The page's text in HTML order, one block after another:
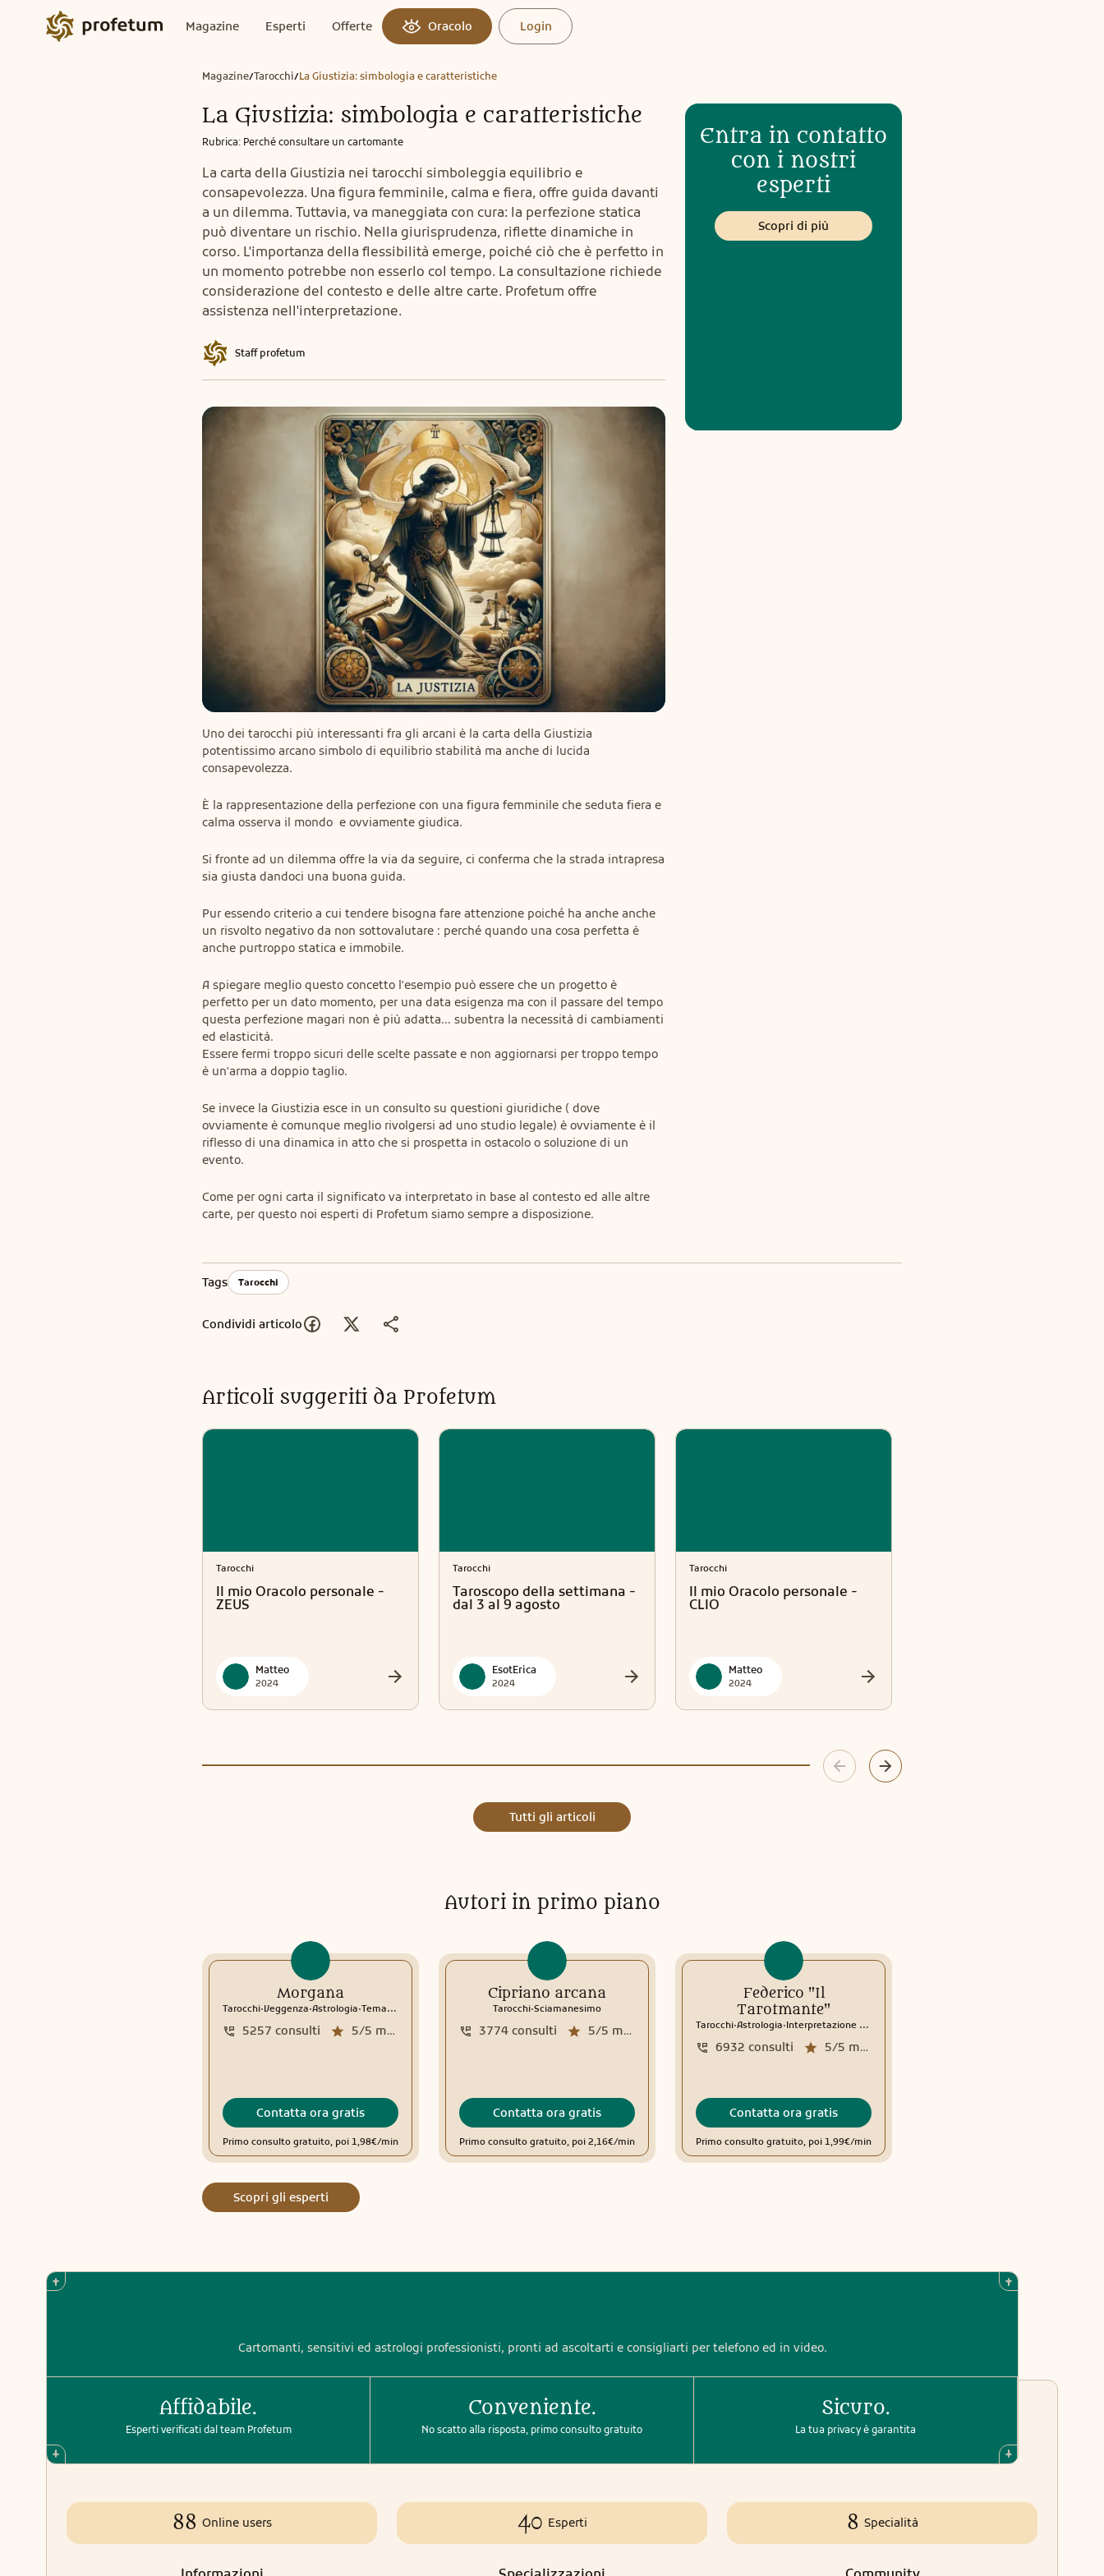
Magazine Esperti Offerte Oracolo Login
Magazine/Tarocchi/La Giustizia: simbologia e caratteristiche
La Giustizia: simbologia e caratteristiche
Rubrica: Perché consultare un cartomante
La carta della Giustizia nei tarocchi simboleggia equilibrio e
consapevolezza. Una figura femminile, calma e fiera, offre guida davanti
a un dilemma. Tuttavia, va maneggiata con cura: la perfezione statica
può diventare un rischio. Nella giurisprudenza, riflette dinamiche in
corso. L'importanza della flessibilità emerge, poiché ciò che è perfetto in
un momento potrebbe non esserlo col tempo. La consultazione richiede
considerazione del contesto e delle altre carte. Profetum offre
assistenza nell'interpretazione.
Staff profetum
Uno dei tarocchi più interessanti fra gli arcani è la carta della Giustizia
potentissimo arcano simbolo di equilibrio stabilità ma anche di lucida
consapevolezza.
È la rappresentazione della perfezione con una figura femminile che seduta fiera e
calma osserva il mondo  e ovviamente giudica.
Si fronte ad un dilemma offre la via da seguire, ci conferma che la strada intrapresa
sia giusta dandoci una buona guida.
Pur essendo criterio a cui tendere bisogna fare attenzione poiché ha anche anche
un risvolto negativo da non sottovalutare : perché quando una cosa perfetta è
anche purtroppo statica e immobile.
A spiegare meglio questo concetto l'esempio può essere che un progetto è
perfetto per un dato momento, per una data esigenza ma con il passare del tempo
questa perfezione magari non è più adatta... subentra la necessità di cambiamenti
ed elasticità.
Essere fermi troppo sicuri delle scelte passate e non aggiornarsi per troppo tempo
è un'arma a doppio taglio.
Se invece la Giustizia esce in un consulto su questioni giuridiche ( dove
ovviamente è comunque meglio rivolgersi ad uno studio legale) è ovviamente è il
riflesso di una dinamica in atto che si prospetta in ostacolo o soluzione di un
evento.
Come per ogni carta il significato va interpretato in base al contesto ed alle altre
carte, per questo noi esperti di Profetum siamo sempre a disposizione.
Entra in contatto
con i nostri
esperti
Scopri di più
Tags Tarocchi
Condividi articolo
Articoli suggeriti da Profetum
Tarocchi
Il mio Oracolo personale -
ZEUS
Matteo
2024
Tarocchi
Taroscopo della settimana -
dal 3 al 9 agosto
EsotErica
2024
Tarocchi
Il mio Oracolo personale -
CLIO
Matteo
2024
Tutti gli articoli
Autori in primo piano
Morgana
Tarocchi.Veggenza.Astrologia.Tema natale Interpretazione sogni
5/5 media recensioni
5257 consulti
Contatta ora gratis
Primo consulto gratuito, poi 1,98€/min
Cipriano arcana
Tarocchi.Sciamanesimo
5/5 media recensioni
3774 consulti
Contatta ora gratis
Primo consulto gratuito, poi 2,16€/min
Federico "Il
Tarotmante"
Tarocchi.Astrologia.Interpretazione sogni
5/5 media recensioni
6932 consulti
Contatta ora gratis
Primo consulto gratuito, poi 1,99€/min
Scopri gli esperti
Cartomanti, sensitivi ed astrologi professionisti, pronti ad ascoltarti e consigliarti per telefono ed in video.
Affidabile.
Esperti verificati dal team Profetum
Conveniente.
No scatto alla risposta, primo consulto gratuito
Sicuro.
La tua privacy è garantita
88 Online users 40 Esperti 8 Specialità